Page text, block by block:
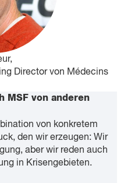
Director von Médecins
MSF von anderen
von konkretem
den wir erzeugen: Wir
aber wir reden auch
in Krisengebieten.